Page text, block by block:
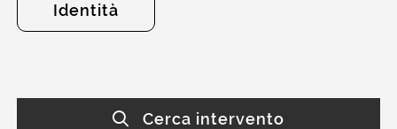
Identità
Cerca intervento